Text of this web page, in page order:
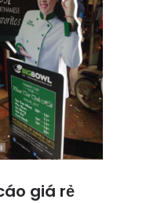
giá rẻ